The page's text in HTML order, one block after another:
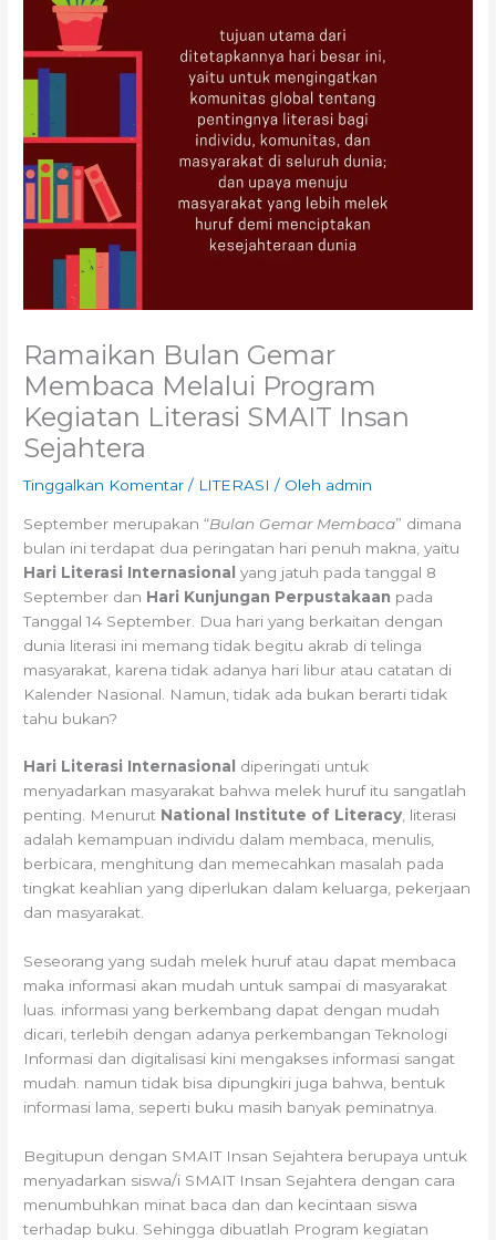
Ramaikan Bulan Gemar
Membaca Melalui Program
Kegiatan Literasi SMAIT Insan
Sejahtera
Tinggalkan Komentar / LITERASI / Oleh admin
September merupakan “Bulan Gemar Membaca” dimana
bulan ini terdapat dua peringatan hari penuh makna, yaitu
Hari Literasi Internasional yang jatuh pada tanggal 8
September dan Hari Kunjungan Perpustakaan pada
Tanggal 14 September. Dua hari yang berkaitan dengan
dunia literasi ini memang tidak begitu akrab di telinga
masyarakat, karena tidak adanya hari libur atau catatan di
Kalender Nasional. Namun, tidak ada bukan berarti tidak
tahu bukan?
Hari Literasi Internasional diperingati untuk
menyadarkan masyarakat bahwa melek huruf itu sangatlah
penting. Menurut National Institute of Literacy, literasi
adalah kemampuan individu dalam membaca, menulis,
berbicara, menghitung dan memecahkan masalah pada
tingkat keahlian yang diperlukan dalam keluarga, pekerjaan
dan masyarakat.
Seseorang yang sudah melek huruf atau dapat membaca
maka informasi akan mudah untuk sampai di masyarakat
luas. informasi yang berkembang dapat dengan mudah
dicari, terlebih dengan adanya perkembangan Teknologi
Informasi dan digitalisasi kini mengakses informasi sangat
mudah. namun tidak bisa dipungkiri juga bahwa, bentuk
informasi lama, seperti buku masih banyak peminatnya.
Begitupun dengan SMAIT Insan Sejahtera berupaya untuk
menyadarkan siswa/i SMAIT Insan Sejahtera dengan cara
menumbuhkan minat baca dan dan kecintaan siswa
terhadap buku. Sehingga dibuatlah Program kegiatan